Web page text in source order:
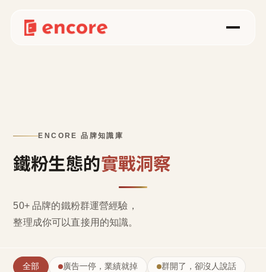
ENCORE 品牌知識庫
鐵粉生態的實戰洞察
50+ 品牌的鐵粉群運營經驗，
整理成你可以直接用的知識。
全部 廣告一停，業績就掉 群開了，卻沒人說話